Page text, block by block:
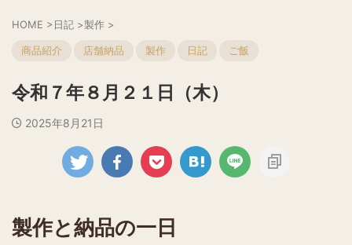
HOME >日記 >製作 >
商品紹介 店舗納品 製作 日記 ご飯
令和７年８月２１日（木）
2025年8月21日
製作と納品の一日